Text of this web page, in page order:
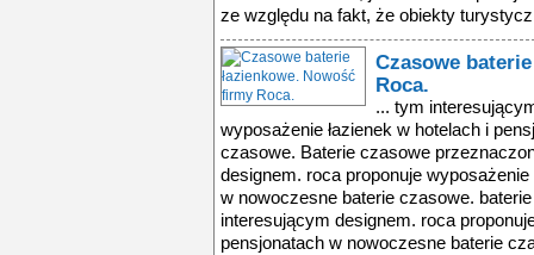
ze względu na fakt, że obiekty
Czasowe
Roca.
... tym
wyposażenie łazienek w hotelach i
czasowe. Baterie czasowe
designem. roca proponuje
w nowoczesne baterie czasowe.
interesującym designem. roca
pensjonatach w nowoczesne baterie